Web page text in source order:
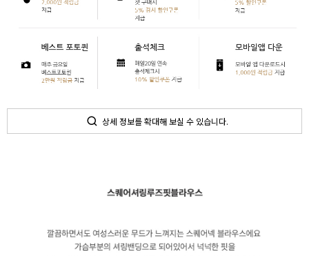
상세 정보를 확대해 보실 수 있습니다.